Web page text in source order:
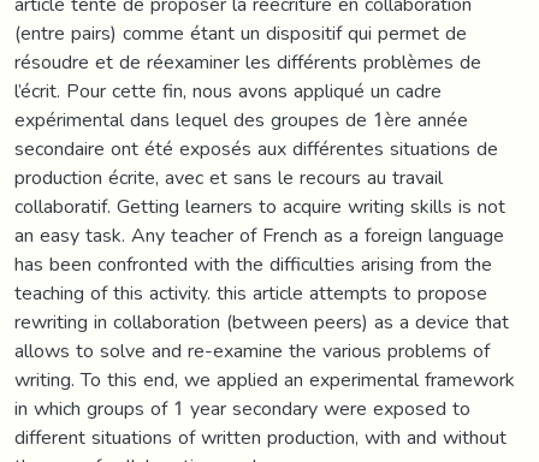
(entre pairs) comme étant un dispositif qui permet de
résoudre et de réexaminer les différents problèmes de
l’écrit. Pour cette fin, nous avons appliqué un cadre
expérimental dans lequel des groupes de 1ère année
secondaire ont été exposés aux différentes situations de
production écrite, avec et sans le recours au travail
collaboratif. Getting learners to acquire writing skills is not
an easy task. Any teacher of French as a foreign language
has been confronted with the difficulties arising from the
teaching of this activity. this article attempts to propose
rewriting in collaboration (between peers) as a device that
allows to solve and re-examine the various problems of
writing. To this end, we applied an experimental framework
in which groups of 1 year secondary were exposed to
different situations of written production, with and without